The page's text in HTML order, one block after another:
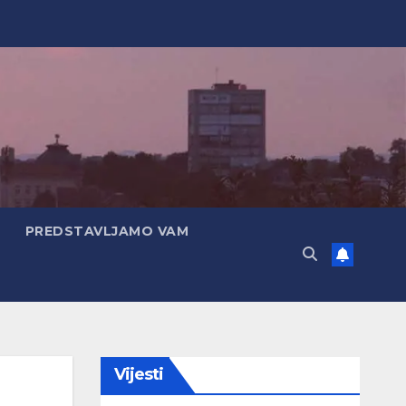
PREDSTAVLJAMO VAM
Vijesti